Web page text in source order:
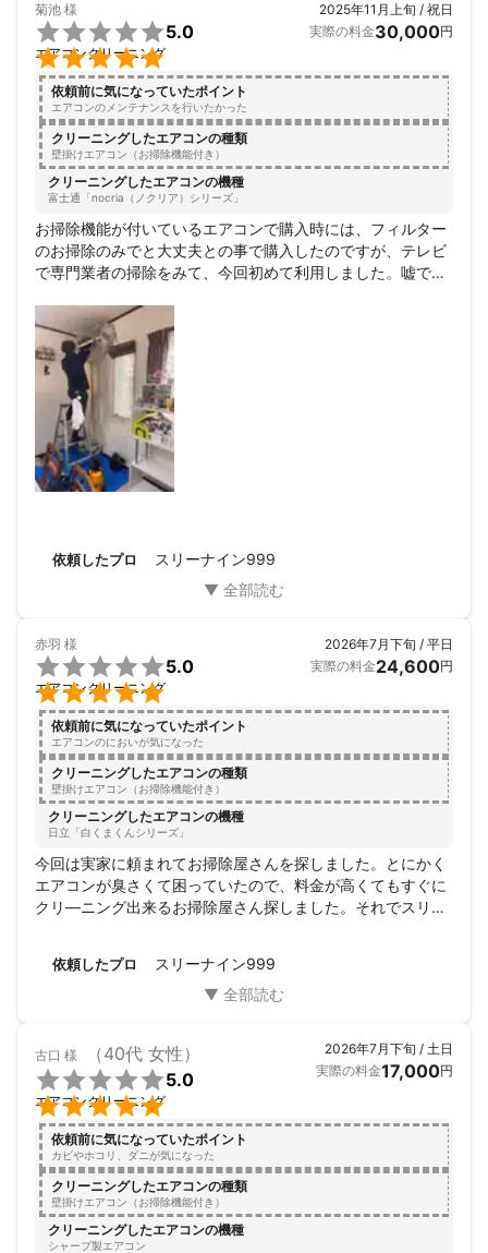
不用品回収依頼3000件以上
遺品整理、生前整理100件以上
ハウスクリーニング100件以上
エアコンクリーニング4000件以上
水回りクリーニング5000件以上
と、ありがたい事にとても良い評価をいただいて沢山の作業を経
験致しております。
アピールポイント
当社では、お客様のご要望やお気持ち等になるべく寄り添える様
作業成立前のお見積もりの段階から何が一番ベストかを考えてお
りますので、
安心、安全な作業をする為に、
お見積りにご納得頂いてから決められます！
沢山のお客様から
『やっぱり業者さんは仕事が早いし綺麗にやってくれてありがと
う』
とお褒めの言葉を沢山頂いております！
菊池 様


5.0
エアコンクリーニング
2025年11月上旬 / 祝日
実際の料金30,000円
依頼前に気になっていたポイント
エアコンのメンテナンスを行いたかった
クリーニングしたエアコンの種類
壁掛けエアコン（お掃除機能付き）
クリーニングしたエアコンの機種
富士通「nocria（ノクリア）シリーズ」
お掃除機能が付いているエアコンで購入時には、フィルター
のお掃除のみでと大丈夫との事で購入したのですが、テレビ
で専門業者の掃除をみて、今回初めて利用しました。嘘でし
でのエアコン生活、カビの空気吸っていたんだぁと。業者の
方は2人体制でテキパキとお掃除してくれました。自分達で
は手の届かない所までしていただき、ありがとうございまし
た。お値段もお手頃価格でしたし、またリピしたいとおもい
ます。
依頼したプロ スリーナイン999
赤羽 様


5.0
エアコンクリーニング
2026年7月下旬 / 平日
実際の料金24,600円
依頼前に気になっていたポイント
エアコンのにおいが気になった
クリーニングしたエアコンの種類
壁掛けエアコン（お掃除機能付き）
クリーニングしたエアコンの機種
日立「白くまくんシリーズ」
今回は実家に頼まれてお掃除屋さんを探しました。とにかく
エアコンが臭さくて困っていたので、料金が高くてもすぐに
クリ―ニング出来るお掃除屋さん探しました。それでスリ―
に追加で給湯器のクリ―ニングも頼んだらしてくれました、
いろいろ丁寧にやってくれたので良かったと思います。
依頼したプロ スリーナイン999
古口 様 （40代 女性）


5.0
エアコンクリーニング
2026年7月下旬 / 土日
実際の料金17,000円
依頼前に気になっていたポイント
カビやホコリ、ダニが気になった
クリーニングしたエアコンの種類
壁掛けエアコン（お掃除機能付き）
クリーニングしたエアコンの機種
シャープ製エアコン